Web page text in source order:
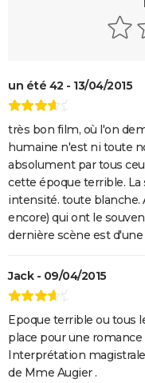
Almodóvar ? Ce
Juré n°2 : s'agit-il
Clint Eastwood ?
Le Parrain
Il était une fois en
Peter von Kant
Nomadland :
streaming, avis...
Slalom
Oh Canada : que
Jacob Elordi
un été 42 - 13/04/2015
très bon film, où l'on
humaine n'est ni toute
absolument par tous
cette époque terrible. La
intensité. toute blanche.
encore) qui ont le
dernière scène est
Jack - 09/04/2015
Epoque terrible ou tous
place pour une
Interprétation
de Mme Augier .